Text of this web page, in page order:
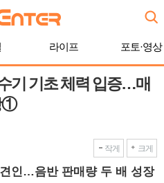
라이프 포토·영상
기 기초 체력 입증…매
①
작게 크게
인…음반 판매량 두 배 성장